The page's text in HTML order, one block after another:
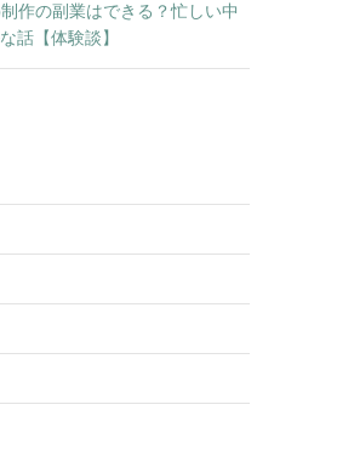
作の副業はできる？忙しい中
話【体験談】